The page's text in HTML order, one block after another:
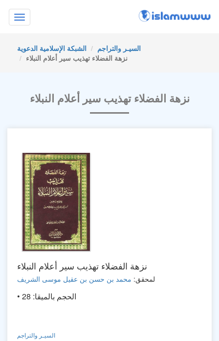
Toggle
navigation
الشبكة الإسلامية الدعوية
السيـر والتراجم
نزهة الفضلاء تهذيب سير أعلام النبلاء
نزهة الفضلاء تهذيب سير أعلام النبلاء
نزهة الفضلاء تهذيب سير أعلام النبلاء
لمحقق: محمد بن حسن بن عقيل موسى الشريف
• الحجم بالميقا: 28
السيـر والتراجم